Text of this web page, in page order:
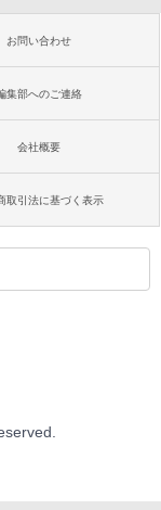
お問い合わせ
集部へのご連絡
会社概要
取引法に基づく表示